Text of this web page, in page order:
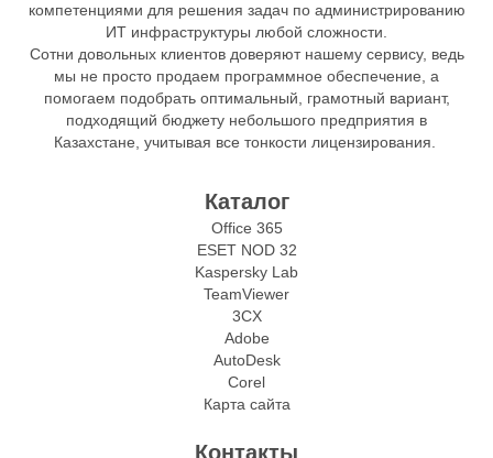
компетенциями для решения задач по администрированию
ИТ инфраструктуры любой сложности.
Сотни довольных клиентов доверяют нашему сервису, ведь
мы не просто продаем программное обеспечение, а
помогаем подобрать оптимальный, грамотный вариант,
подходящий бюджету небольшого предприятия в
Казахстане, учитывая все тонкости лицензирования.
Каталог
Office 365
ESET NOD 32
Kaspersky Lab
TeamViewer
3CX
Adobe
AutoDesk
Corel
Карта сайта
Контакты